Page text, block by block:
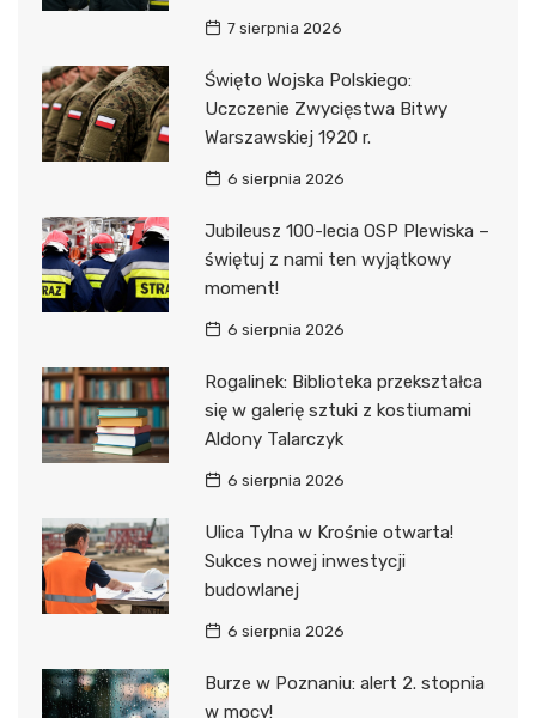
7 sierpnia 2026
Święto Wojska Polskiego:
Uczczenie Zwycięstwa Bitwy
Warszawskiej 1920 r.
6 sierpnia 2026
Jubileusz 100-lecia OSP Plewiska –
świętuj z nami ten wyjątkowy
moment!
6 sierpnia 2026
Rogalinek: Biblioteka przekształca
się w galerię sztuki z kostiumami
Aldony Talarczyk
6 sierpnia 2026
Ulica Tylna w Krośnie otwarta!
Sukces nowej inwestycji
budowlanej
6 sierpnia 2026
Burze w Poznaniu: alert 2. stopnia
w mocy!